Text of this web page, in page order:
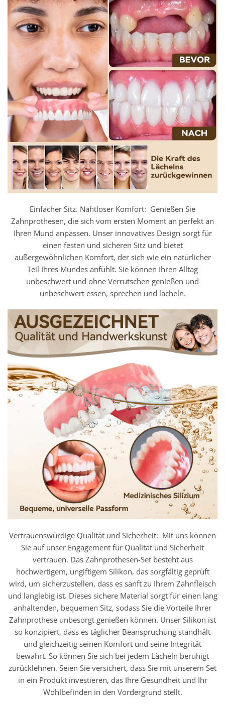
Einfacher Sitz. Nahtloser Komfort: Genießen Sie
Zahnprothesen, die sich vom ersten Moment an perfekt an
Ihren Mund anpassen. Unser innovatives Design sorgt für
einen festen und sicheren Sitz und bietet
außergewöhnlichen Komfort, der sich wie ein natürlicher
Teil Ihres Mundes anfühlt. Sie können Ihren Alltag
unbeschwert und ohne Verrutschen genießen und
unbeschwert essen, sprechen und lächeln.
Vertrauenswürdige Qualität und Sicherheit: Mit uns können
Sie auf unser Engagement für Qualität und Sicherheit
vertrauen. Das Zahnprothesen-Set besteht aus
hochwertigem, ungiftigem Silikon, das sorgfältig geprüft
wird, um sicherzustellen, dass es sanft zu Ihrem Zahnfleisch
und langlebig ist. Dieses sichere Material sorgt für einen lang
anhaltenden, bequemen Sitz, sodass Sie die Vorteile Ihrer
Zahnprothese unbesorgt genießen können. Unser Silikon ist
so konzipiert, dass es täglicher Beanspruchung standhält
und gleichzeitig seinen Komfort und seine Integrität
bewahrt. So können Sie sich bei jedem Lächeln beruhigt
zurücklehnen. Seien Sie versichert, dass Sie mit unserem Set
in ein Produkt investieren, das Ihre Gesundheit und Ihr
Wohlbefinden in den Vordergrund stellt.